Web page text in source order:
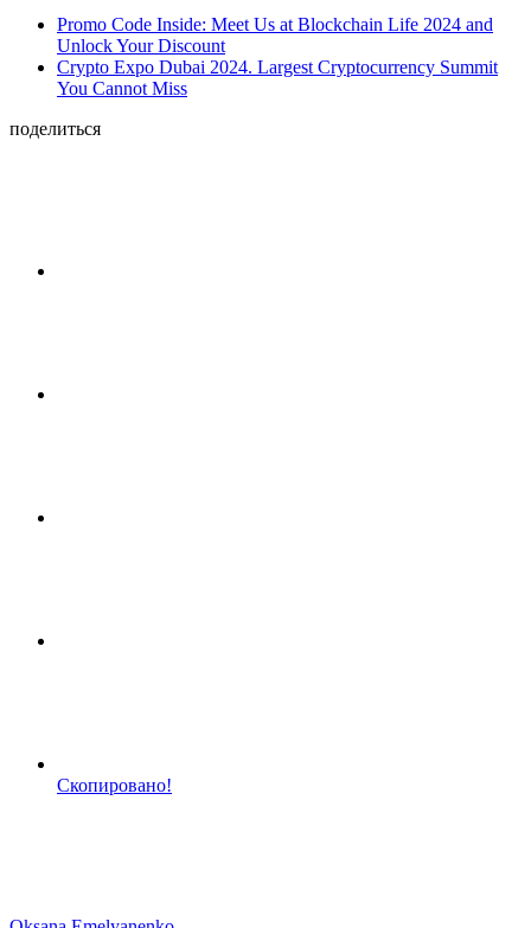
Promo Code Inside: Meet Us at Blockchain Life 2024 and
Unlock Your Discount
Crypto Expo Dubai 2024. Largest Cryptocurrency Summit
You Cannot Miss
поделиться
Скопировано!